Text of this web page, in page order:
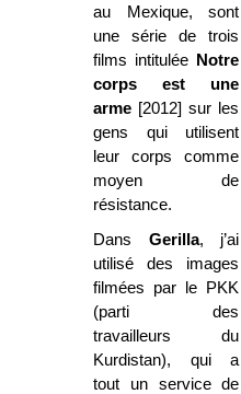
au Mexique, sont
une série de trois
films intitulée Notre
corps est une
arme [2012] sur les
gens qui utilisent
leur corps comme
moyen de
résistance.
Dans Gerilla, j’ai
utilisé des images
filmées par le PKK
(parti des
travailleurs du
Kurdistan), qui a
tout un service de